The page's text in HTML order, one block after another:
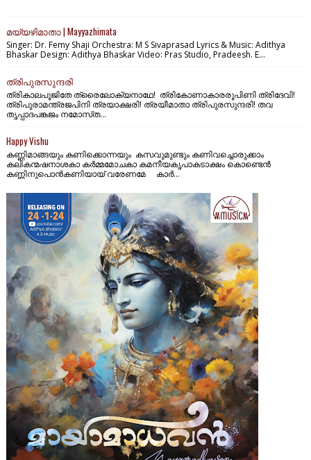
മയ്യഴിമാതാ | Mayyazhimata
Singer: Dr. Femy Shaji Orchestra: M S Sivaprasad Lyrics & Music: Adithya
Bhaskar Design: Adithya Bhaskar Video: Pras Studio, Pradeesh. E...
ത്രിപുരസുന്ദരി
ത്രികാലപൂജിതേ ത്രൈലോക്യനാഥേ! ത്രികോണാകാരരൂപിണി ത്രിദേവി!
ത്രിപുരാമന്ത്രജപിനി ത്രയാക്ഷരി! ത്രയീമാതാ ത്രിപുരസുന്ദരി! തവ
തൃപ്പാദപങ്കജം നമോസ്‌ത...
Happy Vishu
കണ്ണിമാങ്ങയും കണിക്കൊന്നയും കസവുമുണ്ടും കണിവച്ചൊരുക്കാം
കലികന്മഷനാശകാ കർമ്മമോചകാ കമനീയകൃപാകടാക്ഷം കൊണ്ടെൻ
കണ്ണിനുപൊൻകണിയായ് വരേണമേ കാർ...